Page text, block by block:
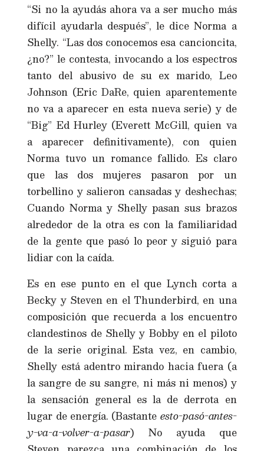
“Si no la ayudás ahora va a ser mucho más
difícil ayudarla después”, le dice Norma a
Shelly. “Las dos conocemos esa cancioncita,
¿no?” le contesta, invocando a los espectros
tanto del abusivo de su ex marido, Leo
Johnson (Eric DaRe, quien aparentemente
no va a aparecer en esta nueva serie) y de
“Big” Ed Hurley (Everett McGill, quien va
a aparecer definitivamente), con quien
Norma tuvo un romance fallido. Es claro
que las dos mujeres pasaron por un
torbellino y salieron cansadas y deshechas;
Cuando Norma y Shelly pasan sus brazos
alrededor de la otra es con la familiaridad
de la gente que pasó lo peor y siguió para
lidiar con la caída.
Es en ese punto en el que Lynch corta a
Becky y Steven en el Thunderbird, en una
composición que recuerda a los encuentro
clandestinos de Shelly y Bobby en el piloto
de la serie original. Esta vez, en cambio,
Shelly está adentro mirando hacia fuera (a
la sangre de su sangre, ni más ni menos) y
la sensación general es la de derrota en
lugar de energía. (Bastante esto-pasó-antes-
y-va-a-volver-a-pasar) No ayuda que